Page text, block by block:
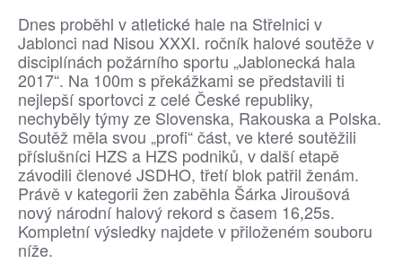
Dnes proběhl v atletické hale na Střelnici v
Jablonci nad Nisou XXXI. ročník halové soutěže v
disciplínách požárního sportu „Jablonecká hala
2017“. Na 100m s překážkami se představili ti
nejlepší sportovci z celé České republiky,
nechyběly týmy ze Slovenska, Rakouska a Polska.
Soutěž měla svou „profi“ část, ve které soutěžili
příslušníci HZS a HZS podniků, v další etapě
závodili členové JSDHO, třetí blok patřil ženám.
Právě v kategorii žen zaběhla Šárka Jiroušová
nový národní halový rekord s časem 16,25s.
Kompletní výsledky najdete v přiloženém souboru
níže.